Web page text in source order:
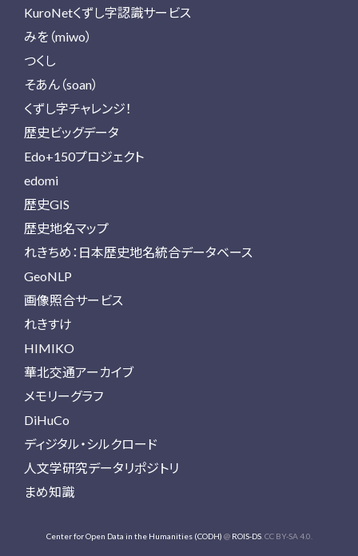
KuroNetくずし字認識サービス
みを（miwo）
つくし
そあん（soan）
くずし字チャレンジ！
歴史ビッグデータ
Edo+150プロジェクト
edomi
歴史GIS
歴史地名マップ
れきちめ：日本歴史地名統合データベース
GeoNLP
画像照合サービス
れきすけ
HIMIKO
華北交通アーカイブ
メモリーグラフ
DiHuCo
ディジタル・シルクロード
人文学研究データリポジトリ
まめ知識
Center for Open Data in the Humanities (CODH) @ ROIS-DS. CC BY-SA 4.0.